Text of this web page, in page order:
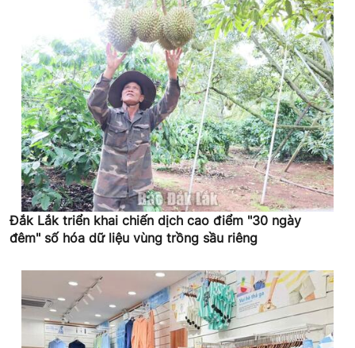
Đắk Lắk triển khai chiến dịch cao điểm "30 ngày
đêm" số hóa dữ liệu vùng trồng sầu riêng